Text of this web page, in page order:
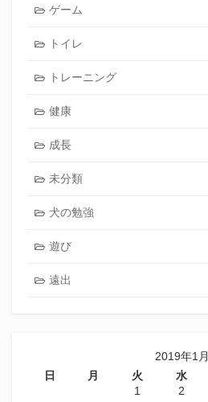
ゲーム
トイレ
トレーニング
健康
成長
未分類
犬の勉強
遊び
遠出
2019年1月
日
月 火 水
1
2